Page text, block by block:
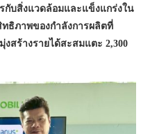
กับสิ่งแวดล้อมและแข็งแกร่งใน
ทธิภาพของกำลังการผลิตที่
สร้างรายได้สะสมแตะ 2,300